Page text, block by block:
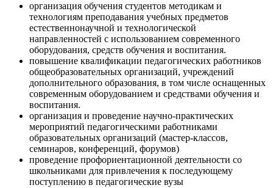
организация обучения студентов методикам и
технологиям преподавания учебных предметов
естественнонаучной и технологической
направленностей с использованием современного
оборудования, средств обучения и воспитания.
повышение квалификации педагогических работников
общеобразовательных организаций, учреждений
дополнительного образования, в том числе оснащенных
современным оборудованием и средствами обучения и
воспитания.
организация и проведение научно-практических
мероприятий педагогическими работниками
образовательных организаций (мастер-классов,
семинаров, конференций, форумов)
проведение профориентационной деятельности со
школьниками для привлечения к последующему
поступлению в педагогические вузы